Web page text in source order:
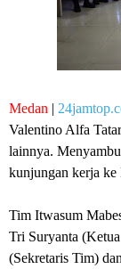
Medan |
Valentino Alfa
lainnya.
kunjungan kerja ke
Tim Itwasum
Tri Suryanta
(Sekretaris Tim)